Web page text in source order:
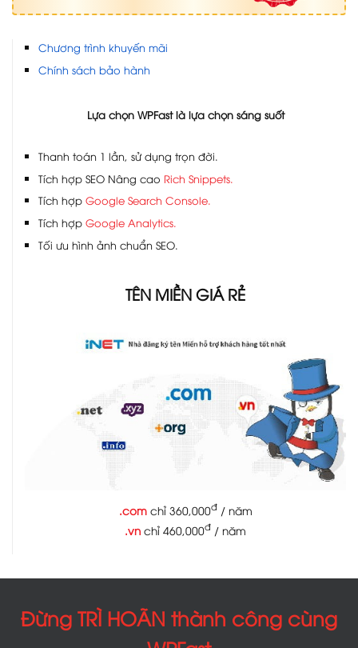
Chương trình khuyến mãi
Chính sách bảo hành
Lựa chọn WPFast là lựa chọn sáng suốt
Thanh toán 1 lần, sử dụng trọn đời.
Tích hợp SEO Nâng cao Rich Snippets.
Tích hợp Google Search Console.
Tích hợp Google Analytics.
Tối ưu hình ảnh chuẩn SEO.
TÊN MIỀN GIÁ RẺ
.comchỉ 360,000đ/ năm
.vn chỉ 460,000đ / năm
Đừng TRÌ HOÃN thành công cùng